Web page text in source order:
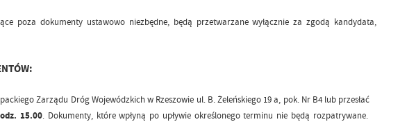
poza dokumenty ustawowo niezbędne, będą przetwarzane wyłącznie za zgodą kandydata,
Zarządu Dróg Wojewódzkich w Rzeszowie ul. B. Żeleńskiego 19 a, pok. Nr B4 lub przesłać
15.00. Dokumenty, które wpłyną po upływie określonego terminu nie będą rozpatrywane.